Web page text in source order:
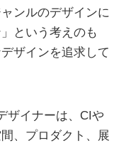
ンルのデザインに
という考えのも
ザインを追求して
ザイナーは、CIや
、プロダクト、展